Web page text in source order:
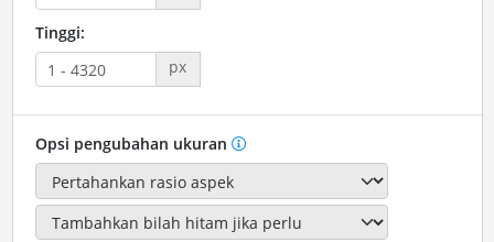
Tinggi:
px
Opsi pengubahan ukuran